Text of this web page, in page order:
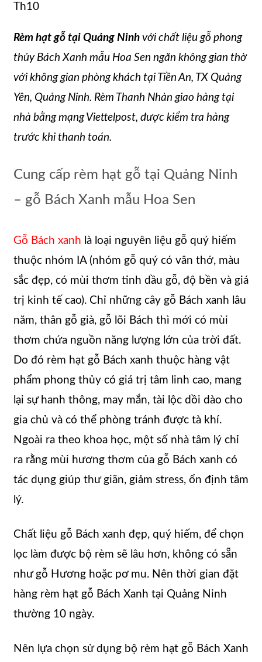
Th10
Rèm hạt gỗ tại Quảng Ninh với chất liệu gỗ phong
thủy Bách Xanh mẫu Hoa Sen ngăn không gian thờ
với không gian phòng khách tại Tiền An, TX Quảng
Yên, Quảng Ninh. Rèm Thanh Nhàn giao hàng tại
nhà bằng mạng Viettelpost, được kiểm tra hàng
trước khi thanh toán.
Cung cấp rèm hạt gỗ tại Quảng Ninh
– gỗ Bách Xanh mẫu Hoa Sen
Gỗ Bách xanh là loại nguyên liệu gỗ quý hiếm
thuộc nhóm IA (nhóm gỗ quý có vân thớ, màu
sắc đẹp, có mùi thơm tinh dầu gỗ, độ bền và giá
trị kinh tế cao). Chỉ những cây gỗ Bách xanh lâu
năm, thân gỗ già, gỗ lõi Bách thì mới có mùi
thơm chứa nguồn năng lượng lớn của trời đất.
Do đó rèm hạt gỗ Bách xanh thuộc hàng vật
phẩm phong thủy có giá trị tâm linh cao, mang
lại sự hanh thông, may mắn, tài lộc dồi dào cho
gia chủ và có thể phòng tránh được tà khí.
Ngoài ra theo khoa học, một số nhà tâm lý chỉ
ra rằng mùi hương thơm của gỗ Bách xanh có
tác dụng giúp thư giãn, giảm stress, ổn định tâm
lý.
Chất liệu gỗ Bách xanh đẹp, quý hiếm, để chọn
lọc làm được bộ rèm sẽ lâu hơn, không có sẵn
như gỗ Hương hoặc pơ mu. Nên thời gian đặt
hàng rèm hạt gỗ Bách Xanh tại Quảng Ninh
thường 10 ngày.
Nên lựa chọn sử dụng bộ rèm hạt gỗ Bách Xanh